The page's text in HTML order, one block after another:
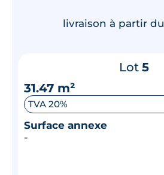
livraison à partir du
Lot 5
31.47 m²
TVA 20%
Surface annexe
-